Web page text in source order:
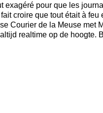
exagéré pour que les
croire que tout était à
Courier de la Meuse met
realtime op de hoogte.